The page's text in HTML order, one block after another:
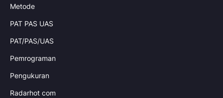
Metode
PAT PAS UAS
PAT/PAS/UAS
Pemrograman
Pengukuran
Radarhot com